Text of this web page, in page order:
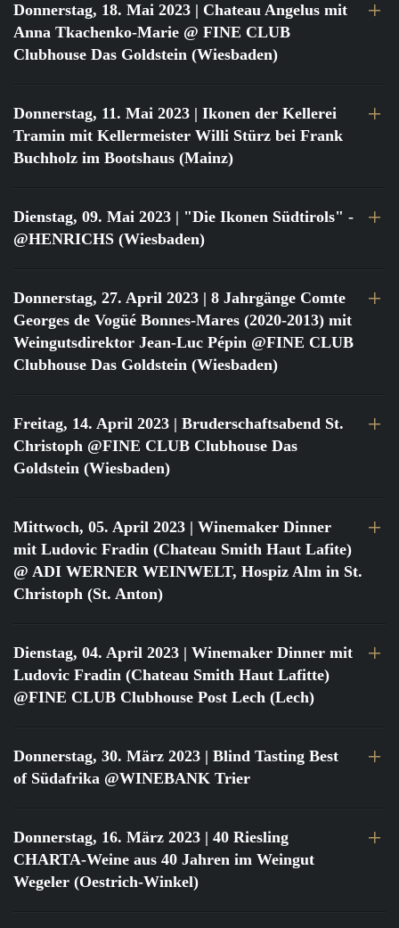
Donnerstag, 18. Mai 2023 | Chateau Angelus mit
Anna Tkachenko-Marie @ FINE CLUB
Clubhouse Das Goldstein (Wiesbaden)
Donnerstag, 11. Mai 2023 | Ikonen der Kellerei
Tramin mit Kellermeister Willi Stürz bei Frank
Buchholz im Bootshaus (Mainz)
Dienstag, 09. Mai 2023 | "Die Ikonen Südtirols" -
@HENRICHS (Wiesbaden)
Donnerstag, 27. April 2023 | 8 Jahrgänge Comte
Georges de Vogüé Bonnes-Mares (2020-2013) mit
Weingutsdirektor Jean-Luc Pépin @FINE CLUB
Clubhouse Das Goldstein (Wiesbaden)
Freitag, 14. April 2023 | Bruderschaftsabend St.
Christoph @FINE CLUB Clubhouse Das
Goldstein (Wiesbaden)
Mittwoch, 05. April 2023 | Winemaker Dinner
mit Ludovic Fradin (Chateau Smith Haut Lafite)
@ ADI WERNER WEINWELT, Hospiz Alm in St.
Christoph (St. Anton)
Dienstag, 04. April 2023 | Winemaker Dinner mit
Ludovic Fradin (Chateau Smith Haut Lafitte)
@FINE CLUB Clubhouse Post Lech (Lech)
Donnerstag, 30. März 2023 | Blind Tasting Best
of Südafrika @WINEBANK Trier
Donnerstag, 16. März 2023 | 40 Riesling
CHARTA-Weine aus 40 Jahren im Weingut
Wegeler (Oestrich-Winkel)